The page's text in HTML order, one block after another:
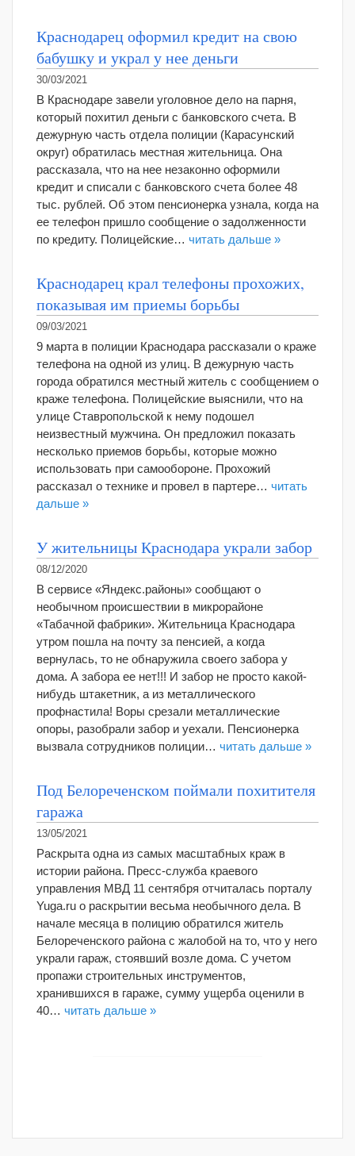
Краснодарец оформил кредит на свою
бабушку и украл у нее деньги
30/03/2021
В Краснодаре завели уголовное дело на парня,
который похитил деньги с банковского счета. В
дежурную часть отдела полиции (Карасунский
округ) обратилась местная жительница. Она
рассказала, что на нее незаконно оформили
кредит и списали с банковского счета более 48
тыс. рублей. Об этом пенсионерка узнала, когда на
ее телефон пришло сообщение о задолженности
по кредиту. Полицейские… читать дальше »
Краснодарец крал телефоны прохожих,
показывая им приемы борьбы
09/03/2021
9 марта в полиции Краснодара рассказали о краже
телефона на одной из улиц. В дежурную часть
города обратился местный житель с сообщением о
краже телефона. Полицейские выяснили, что на
улице Ставропольской к нему подошел
неизвестный мужчина. Он предложил показать
несколько приемов борьбы, которые можно
использовать при самообороне. Прохожий
рассказал о технике и провел в партере… читать
дальше »
У жительницы Краснодара украли забор
08/12/2020
В сервисе «Яндекс.районы» сообщают о
необычном происшествии в микрорайоне
«Табачной фабрики». Жительница Краснодара
утром пошла на почту за пенсией, а когда
вернулась, то не обнаружила своего забора у
дома. А забора ее нет!!! И забор не просто какой-
нибудь штакетник, а из металлического
профнастила! Воры срезали металлические
опоры, разобрали забор и уехали. Пенсионерка
вызвала сотрудников полиции… читать дальше »
Под Белореченском поймали похитителя
гаража
13/05/2021
Раскрыта одна из самых масштабных краж в
истории района. Пресс-служба краевого
управления МВД 11 сентября отчиталась порталу
Yuga.ru о раскрытии весьма необычного дела. В
начале месяца в полицию обратился житель
Белореченского района с жалобой на то, что у него
украли гараж, стоявший возле дома. С учетом
пропажи строительных инструментов,
хранившихся в гараже, сумму ущерба оценили в
40… читать дальше »